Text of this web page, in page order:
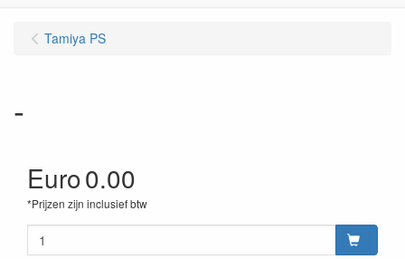
Tamiya PS
-
Euro0.00
*Prijzen zijn inclusief btw